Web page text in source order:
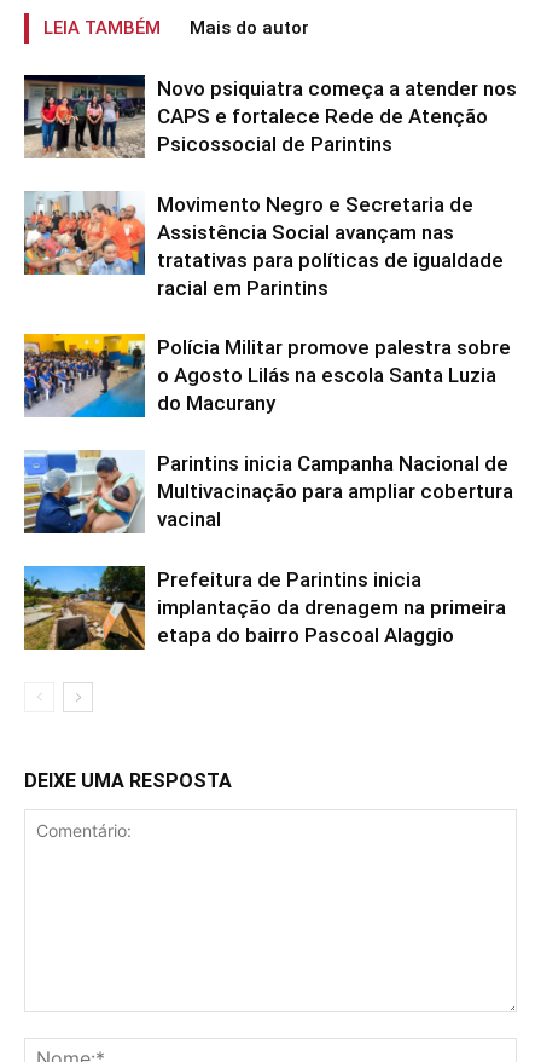
LEIA TAMBÉM Mais do autor
Novo psiquiatra começa a atender nos
CAPS e fortalece Rede de Atenção
Psicossocial de Parintins
Movimento Negro e Secretaria de
Assistência Social avançam nas
tratativas para políticas de igualdade
racial em Parintins
Polícia Militar promove palestra sobre
o Agosto Lilás na escola Santa Luzia
do Macurany
Parintins inicia Campanha Nacional de
Multivacinação para ampliar cobertura
vacinal
Prefeitura de Parintins inicia
implantação da drenagem na primeira
etapa do bairro Pascoal Alaggio
DEIXE UMA RESPOSTA